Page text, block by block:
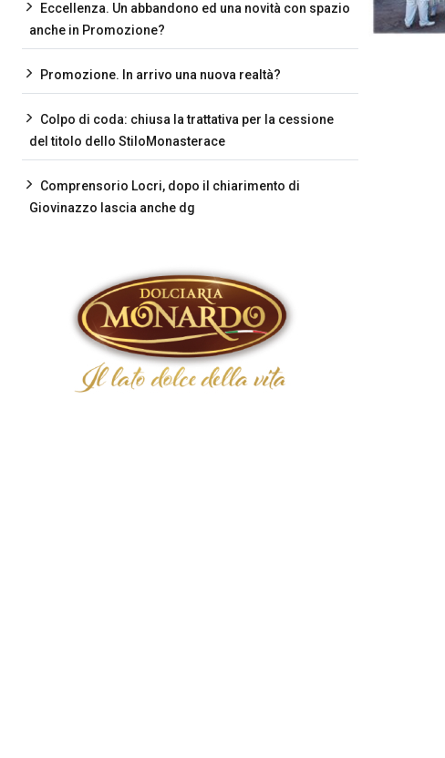
Eccellenza. Un abbandono ed una novità con spazio
anche in Promozione?
Promozione. In arrivo una nuova realtà?
Colpo di coda: chiusa la trattativa per la cessione
del titolo dello StiloMonasterace
Comprensorio Locri, dopo il chiarimento di
Giovinazzo lascia anche dg